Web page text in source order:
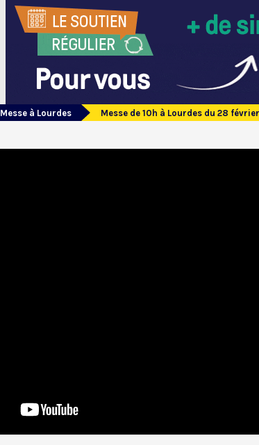
Messe à Lourdes Messe de 10h à Lourdes du 28